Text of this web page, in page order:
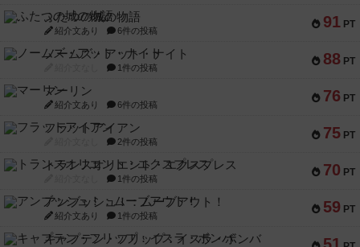
91 PT
ふたつの城の物語
紹介文あり 6件の投稿
88 PT
ノームズ・アット・ナイト
1件の投稿
76 PT
マーリン
紹介文あり 6件の投稿
75 PT
フラットアイアン
2件の投稿
70 PT
トランスオリエント・エクスプレス
1件の投稿
59 PT
アンブッシュ！：ムーブアウト！
紹介文あり 1件の投稿
キャプテン・フリップ：イスラ・ボンバ